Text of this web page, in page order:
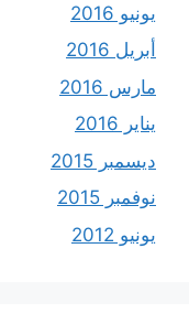
يونيو 2016
أبريل 2016
مارس 2016
يناير 2016
ديسمبر 2015
نوفمبر 2015
يونيو 2012